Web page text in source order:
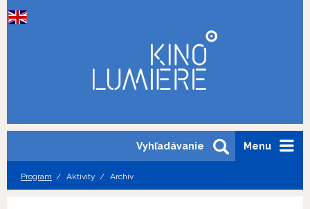
Menu
Vyhľadávanie
Program Aktivity Archív